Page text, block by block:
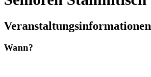
Veranstaltungsinformationen
Wann?